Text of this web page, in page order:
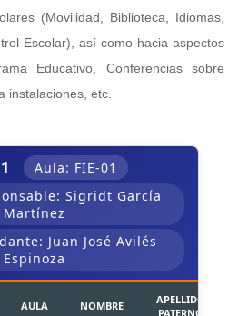
(Movilidad, Biblioteca, Idiomas,
Escolar), así como hacia aspectos
Educativo, Conferencias sobre
instalaciones, etc.